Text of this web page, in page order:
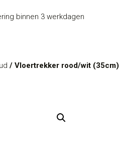
binnen 3 werkdagen
/ Vloertrekker rood/wit (35cm)